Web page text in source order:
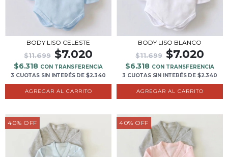
BODY LISO CELESTE
$11.699 $7.020
$6.318 CON TRANSFERENCIA
3 CUOTAS SIN INTERÉSDE $2.340
AGREGAR AL CARRITO
BODY LISO BLANCO
$11.699 $7.020
$6.318 CON TRANSFERENCIA
3 CUOTAS SIN INTERÉSDE $2.340
AGREGAR AL CARRITO
40% OFF 40% OFF